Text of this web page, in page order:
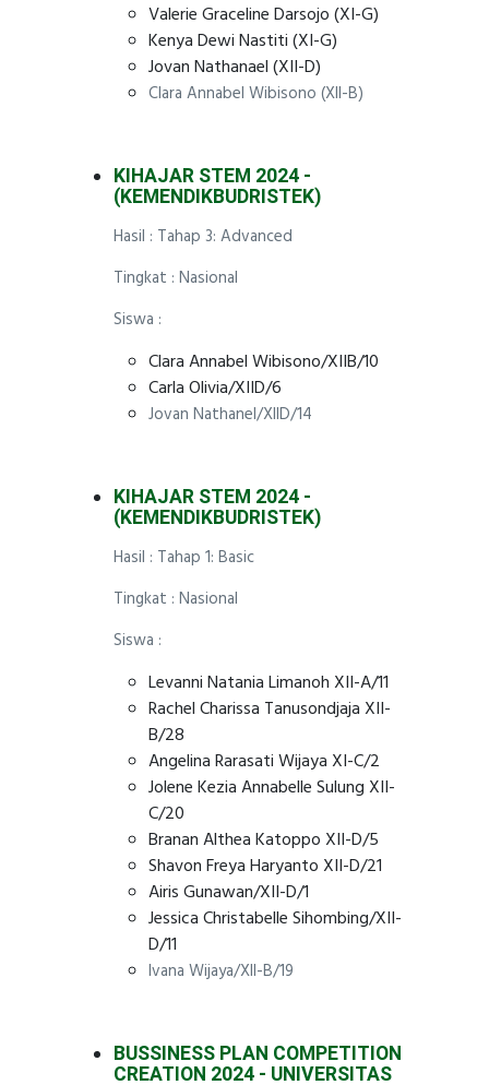
Valerie Graceline Darsojo (XI-G)
Kenya Dewi Nastiti (XI-G)
Jovan Nathanael (XII-D)
Clara Annabel Wibisono (XII-B)
KIHAJAR STEM 2024 -
(KEMENDIKBUDRISTEK)
Hasil : Tahap 3: Advanced
Tingkat : Nasional
Siswa :
Clara Annabel Wibisono/XIIB/10
Carla Olivia/XIID/6
Jovan Nathanel/XIID/14
KIHAJAR STEM 2024 -
(KEMENDIKBUDRISTEK)
Hasil : Tahap 1: Basic
Tingkat : Nasional
Siswa :
Levanni Natania Limanoh XII-A/11
Rachel Charissa Tanusondjaja XII-
B/28
Angelina Rarasati Wijaya XI-C/2
Jolene Kezia Annabelle Sulung XII-
C/20
Branan Althea Katoppo XII-D/5
Shavon Freya Haryanto XII-D/21
Airis Gunawan/XII-D/1
Jessica Christabelle Sihombing/XII-
D/11
Ivana Wijaya/XII-B/19
BUSSINESS PLAN COMPETITION
CREATION 2024 - UNIVERSITAS